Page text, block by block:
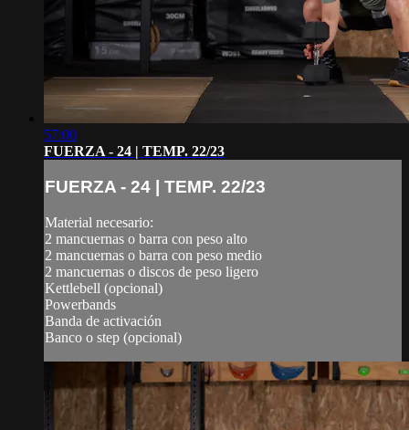
57:00
FUERZA - 24 | TEMP. 22/23
FUERZA - 24 | TEMP. 22/23
Material necesario:
2 mancuernas o barra con peso alto
2 mancuernas o barra con peso medio
2 mancuernas o discos de peso ligero
Kettlebell (opcional)
Powerbands
Banda de activación
Banco o step (opcional)